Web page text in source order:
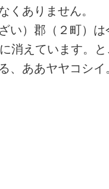
くありません。
い）郡（２町）
消えています。
、ああヤヤコシイ